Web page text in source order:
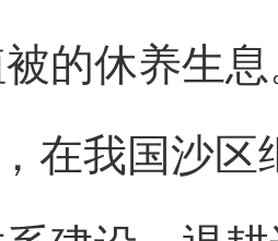
的休养生
在我国沙区